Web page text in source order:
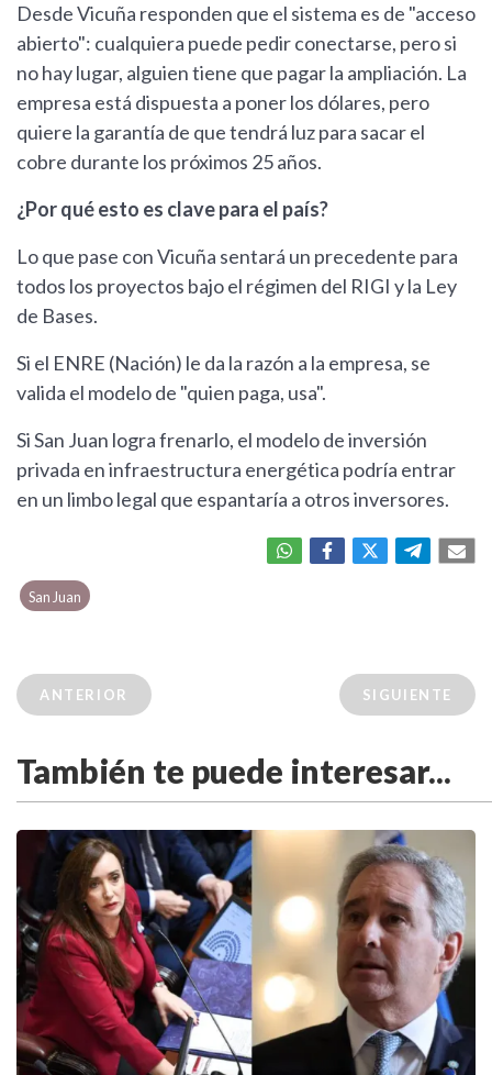
Desde Vicuña responden que el sistema es de "acceso
abierto": cualquiera puede pedir conectarse, pero si
no hay lugar, alguien tiene que pagar la ampliación. La
empresa está dispuesta a poner los dólares, pero
quiere la garantía de que tendrá luz para sacar el
cobre durante los próximos 25 años.
¿Por qué esto es clave para el país?
Lo que pase con Vicuña sentará un precedente para
todos los proyectos bajo el régimen del RIGI y la Ley
de Bases.
Si el ENRE (Nación) le da la razón a la empresa, se
valida el modelo de "quien paga, usa".
Si San Juan logra frenarlo, el modelo de inversión
privada en infraestructura energética podría entrar
en un limbo legal que espantaría a otros inversores.
San Juan
ANTERIOR SIGUIENTE
También te puede interesar...